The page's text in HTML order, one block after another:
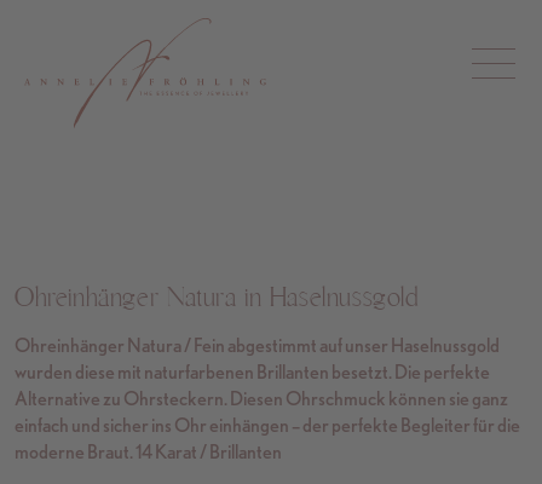
Ohreinhänger Natura in Haselnussgold
Ohreinhänger Natura / Fein abgestimmt auf unser Haselnussgold
wurden diese mit naturfarbenen Brillanten besetzt. Die perfekte
Alternative zu Ohrsteckern. Diesen Ohrschmuck können sie ganz
einfach und sicher ins Ohr einhängen – der perfekte Begleiter für die
moderne Braut. 14 Karat / Brillanten